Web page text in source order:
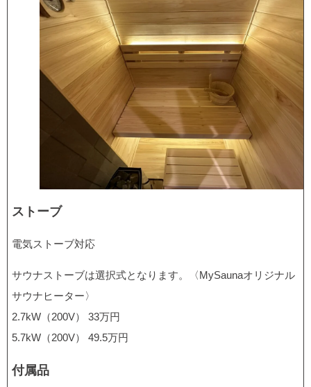
ストーブ
電気ストーブ対応
サウナストーブは選択式となります。〈MySaunaオリジナル
サウナヒーター〉
2.7kW（200V） 33万円
5.7kW（200V） 49.5万円
付属品